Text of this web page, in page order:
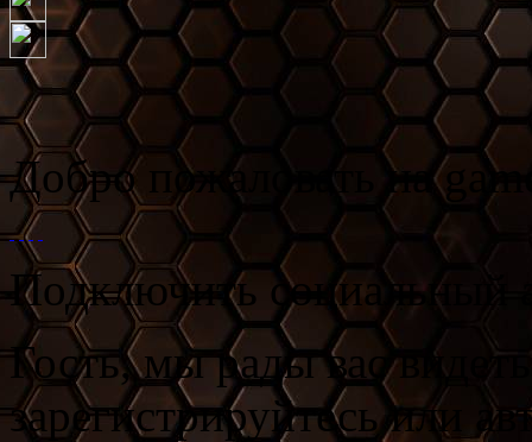
Добро пожаловать на
Подключить социальный
Гость, мы рады вас
зарегистрируйтесь или